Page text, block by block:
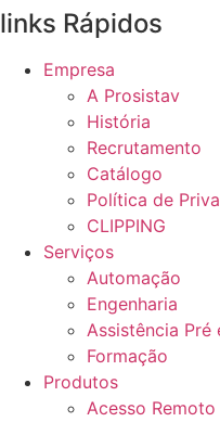
links Rápidos
Empresa
A Prosistav
História
Recrutamento
Catálogo
Política de
CLIPPING
Serviços
Automação
Engenharia
Assistência Pré
Formação
Produtos
Acesso Remoto